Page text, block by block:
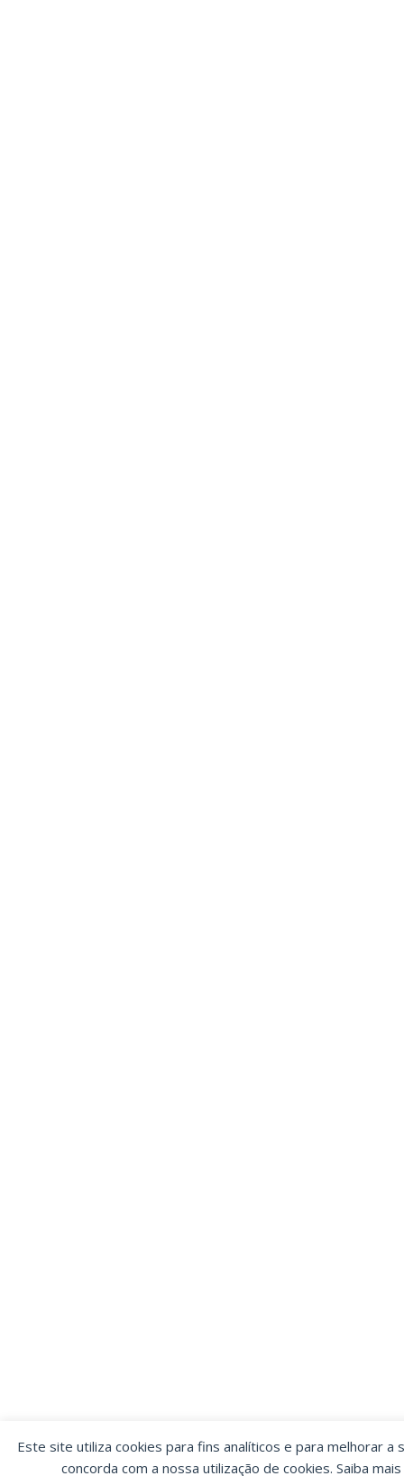
Este site utiliza cookies para fins analíticos e para melhorar a
concorda com a nossa utilização de cookies. Saiba